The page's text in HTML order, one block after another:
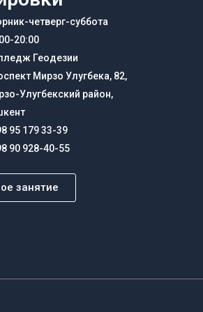
четверг-суббота
20:00
Геодезии
Мирзо Улугбека, 82,
Улугбекский район,
95 179 33-39
90 928-40-55
занятие